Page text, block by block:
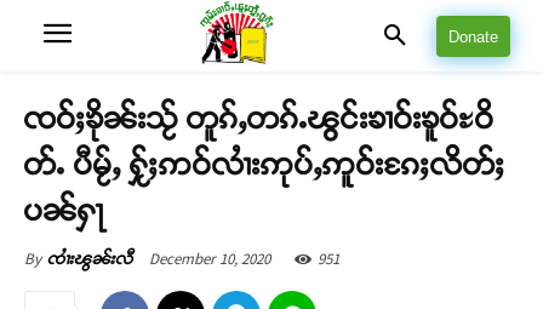
Donate
ၸဝ်ႈၶိုၼ်းသႂ် တူၵ်ႇတၵ်ႉၽွင်းၶၢဝ်းၶူဝ်ႊဝိ
တ်ႉ ပီမႂ်ႇ ႁႂ်ႈဢဝ်လၢႆးဢုပ်ႇဢူဝ်းၵႄႈလိတ်ႈ
ပၼ်ႁႃ
By ၸၢႆးၽွၼ်းလီ December 10, 2020 951